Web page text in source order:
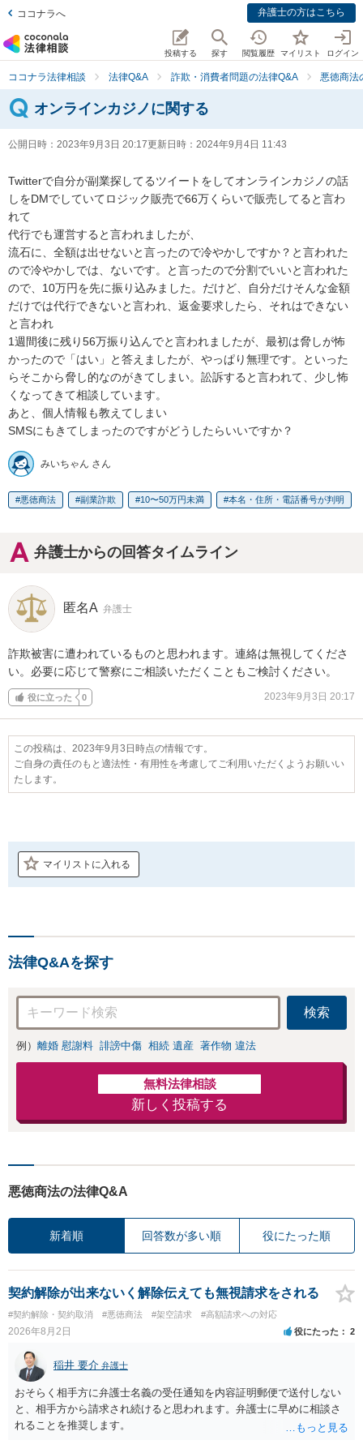
ココナラへ 弁護士の方はこちら
投稿する 探す 閲覧履歴 マイリスト ログイン
ココナラ法律相談 法律Q&A 詐欺・消費者問題の法律Q&A 悪徳商法
オンラインカジノに関する
公開日時： 2023年9月3日 20:17更新日時： 2024年9月4日 11:43
Twitterで自分が副業探してるツイートをしてオンラインカジノの話
しをDMでしていてロジック販売で66万くらいで販売してると言わ
れて
代行でも運営すると言われましたが、
流石に、全額は出せないと言ったので冷やかしですか？と言われた
ので冷やかしでは、ないです。と言ったので分割でいいと言われた
ので、10万円を先に振り込みました。だけど、自分だけそんな金額
だけでは代行できないと言われ、返金要求したら、それはできない
と言われ
1週間後に残り56万振り込んでと言われましたが、最初は脅しが怖
かったので「はい」と答えましたが、やっぱり無理です。といった
らそこから脅し的なのがきてしまい。訟訴すると言われて、少し怖
くなってきて相談しています。
あと、個人情報も教えてしまい
SMSにもきてしまったのですがどうしたらいいですか？
みいちゃん さん
悪徳商法 副業詐欺 10〜50万円未満 本名・住所・電話番号が判明
弁護士からの回答タイムライン
匿名A 弁護士
詐欺被害に遭われているものと思われます。連絡は無視してくださ
い。必要に応じて警察にご相談いただくこともご検討ください。
役に立った 0 2023年9月3日 20:17
この投稿は、2023年9月3日時点の情報です。
ご自身の責任のもと適法性・有用性を考慮してご利用いただくようお願いい
たします。
マイリストに入れる
法律Q&Aを探す
検索
例） 離婚 慰謝料 誹謗中傷 相続 遺産 著作物 違法
無料法律相談
新しく投稿する
悪徳商法の法律Q&A
新着順 回答数が多い順 役にたった順
契約解除が出来ないく解除伝えても無視請求をされる
#契約解除・契約取消 #悪徳商法 #架空請求 #高額請求への対応
2026年8月2日 役にたった 2
稲井 要介 弁護士
おそらく相手方に弁護士名義の受任通知を内容証明郵便で送付しない
と、相手方から請求され続けると思われます。弁護士に早めに相談さ
れることを推奨します。